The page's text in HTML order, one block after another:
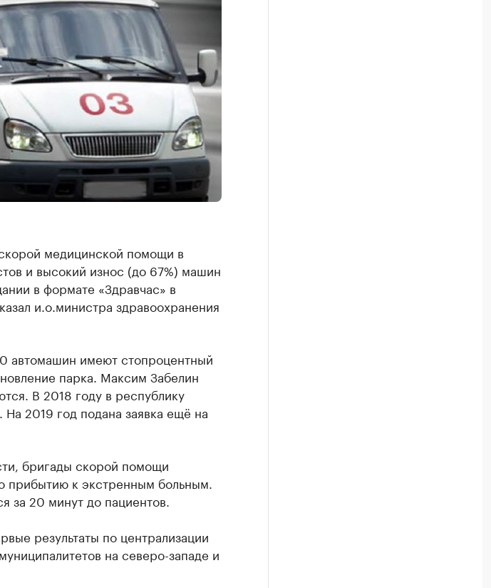
медицинской помощи в
и высокий износ (до 67%) машин
в формате «Здравчас» в
и.о.министра здравоохранения
автомашин имеют стопроцентный
парка. Максим Забелин
В 2018 году в республику
2019 год подана заявка ещё на
бригады скорой помощи
прибытию к экстренным больным.
за 20 минут до пациентов.
результаты по централизации
на северо-западе и